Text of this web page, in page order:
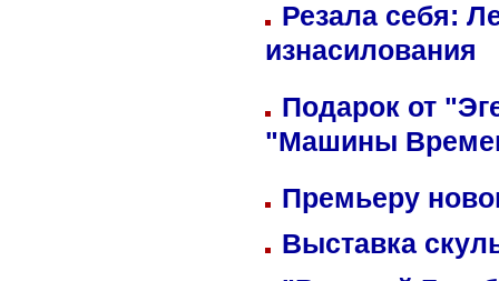
Резала себя:
изнасилования
Подарок от
"Машины
Премьеру
Выставка